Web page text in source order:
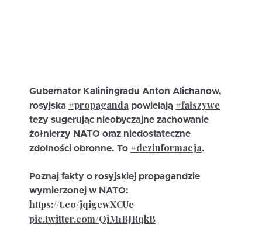
Gubernator Kaliningradu Anton Alichanow,
rosyjska #propaganda powielają #fałszywe
tezy sugerując nieobyczajne zachowanie
żołnierzy NATO oraz niedostateczne
zdolności obronne. To #dezinformacja.
Poznaj fakty o rosyjskiej propagandzie
wymierzonej w NATO:
https://t.co/jqigewXCUc
pic.twitter.com/QiM1BJRqkB